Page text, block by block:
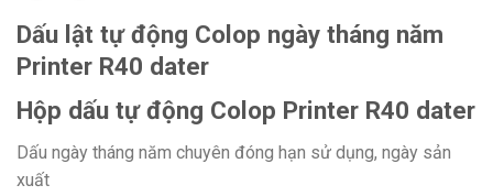
Dấu lật tự động Colop ngày tháng năm
Printer R40 dater
Hộp dấu tự động Colop Printer R40 dater
Dấu ngày tháng năm chuyên đóng hạn sử dụng, ngày sản
xuất